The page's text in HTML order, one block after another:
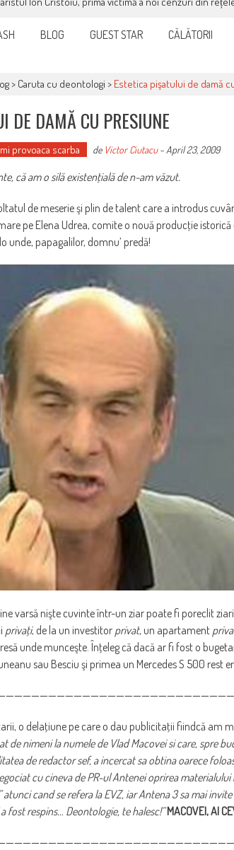
BLOG GUEST STAR CĂLĂTORII
> Caruta cu deontologi > Estetica pişatului de damă
DE DAMĂ CU PRESIUNE
provoaca scarba de Victor Ciutacu- April 23, 2009
că am o silă existenţială de n-am văzut.
de meserie şi plin de talent care a introdus
pe Elena Udrea, comite o nouă producţie istorică
unde, papagalilor, domnu’ predă!
varsă nişte cuvinte într-un ziar poate fi poreclit
privaţi, de la un investitor privat, un apartament
unde munceşte. Înţeleg că dacă ar fi fost o
sau Besciu şi primea un Mercedes S 500 rest
o delaţiune pe care o dau publicitaţii fiindcă am
de nimeni la numele de Vlad Macovei si care, spre
de redactor sef, a incercat sa obtina oarece
cu cineva de PR-ul Antenei oprirea
cand se refera la EVZ, iar Antena 3 sa mai
fost respins… Deontologie, te halesc!” MACOVEI, AI